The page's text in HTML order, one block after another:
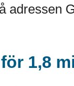
adressen
1,8